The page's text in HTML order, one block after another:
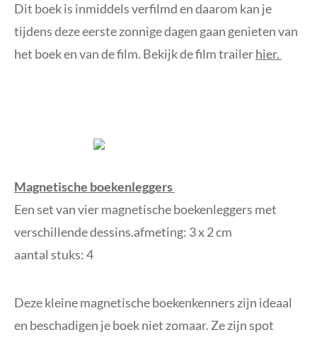
Dit boek is inmiddels verfilmd en daarom kan je
tijdens deze eerste zonnige dagen gaan genieten van
het boek en van de film. Bekijk de film trailerhier.
Magnetische boekenleggers
Een set van vier magnetische boekenleggers met
verschillende dessins.afmeting: 3 x 2 cm
aantal stuks: 4
Deze kleine magnetische boekenkenners zijn ideaal
en beschadigen je boek niet zomaar. Ze zijn spot